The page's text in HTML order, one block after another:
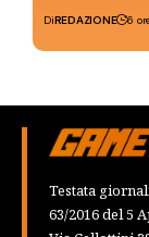
DiREDAZIONE 6
Testata
63/2016 del 5